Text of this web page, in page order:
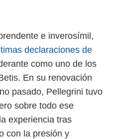
e inverosímil,
declaraciones de
como uno de los
En su renovación
pasado, Pellegrini tuvo
sobre todo ese
experiencia tras
con la presión y